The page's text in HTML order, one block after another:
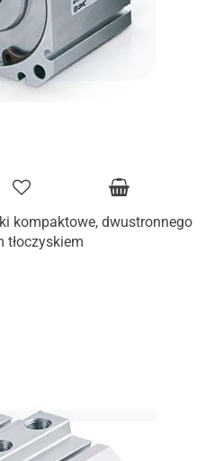
kompaktowe, dwustronnego
tłoczyskiem